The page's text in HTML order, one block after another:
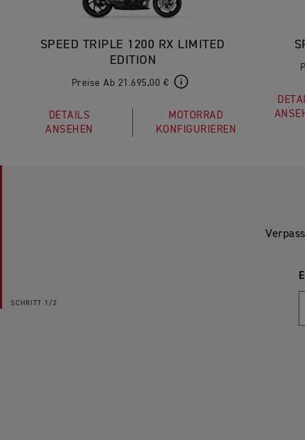
SPEED TRIPLE 1200 RX LIMITED
EDITION
Preise Ab 21.695,00 €
DETAILS
ANSEHEN
MOTORRAD
KONFIGURIEREN
SCHRITT 1/2